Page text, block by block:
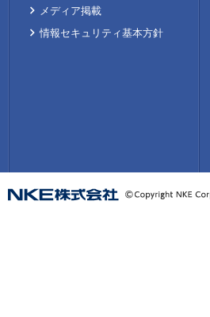
メディア掲載
情報セキュリティ基本方針